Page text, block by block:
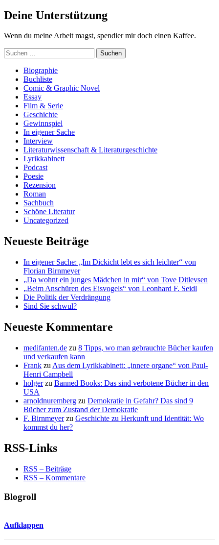
Deine Unterstützung
Wenn du meine Arbeit magst, spendier mir doch einen Kaffee.
Suchen
nach:
Biographie
Buchliste
Comic & Graphic Novel
Essay
Film & Serie
Geschichte
Gewinnspiel
In eigener Sache
Interview
Literaturwissenschaft & Literaturgeschichte
Lyrikkabinett
Podcast
Poesie
Rezension
Roman
Sachbuch
Schöne Literatur
Uncategorized
Neueste Beiträge
In eigener Sache: „Im Dickicht lebt es sich leichter“ von
Florian Birnmeyer
„Da wohnt ein junges Mädchen in mir“ von Tove Ditlevsen
„Beim Anschüren des Eisvogels“ von Leonhard F. Seidl
Die Politik der Verdrängung
Sind Sie schwul?
Neueste Kommentare
medifanten.de zu 8 Tipps, wo man gebrauchte Bücher kaufen
und verkaufen kann
Frank zu Aus dem Lyrikkabinett: „innere organe“ von Paul-
Henri Campbell
holgerzu Banned Books: Das sind verbotene Bücher in den
USA
arnoldnuremberg zu Demokratie in Gefahr? Das sind 9
Bücher zum Zustand der Demokratie
F. Birnmeyerzu Geschichte zu Herkunft und Identität: Wo
kommst du her?
RSS-Links
RSS – Beiträge
RSS – Kommentare
Blogroll
Aufklappen